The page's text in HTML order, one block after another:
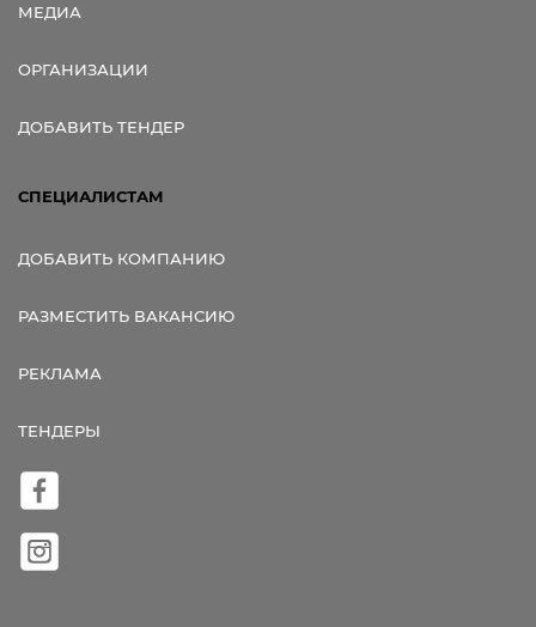
МЕДИА
ОРГАНИЗАЦИИ
ДОБАВИТЬ ТЕНДЕР
СПЕЦИАЛИСТАМ
ДОБАВИТЬ КОМПАНИЮ
РАЗМЕСТИТЬ ВАКАНСИЮ
РЕКЛАМА
ТЕНДЕРЫ